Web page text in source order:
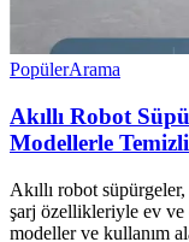
PopülerArama
Akıllı Robot
Modellerle
Akıllı robot
şarj özellikleriyle ev ve
modeller ve kullanım